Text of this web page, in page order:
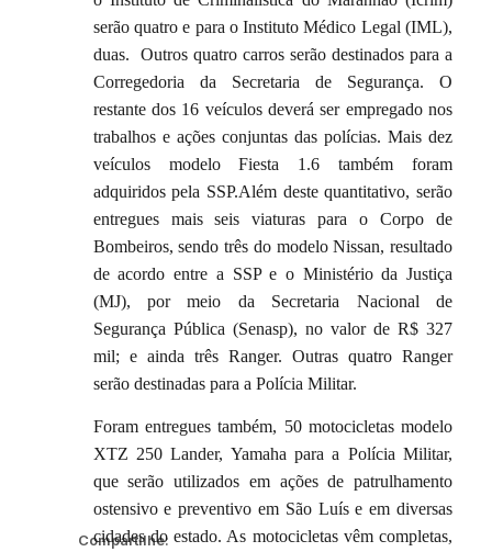
Compartilhe:
serão quatro e para o Instituto Médico Legal (IML),
duas. Outros quatro carros serão destinados para a
Corregedoria da Secretaria de Segurança. O
restante dos 16 veículos deverá ser empregado nos
trabalhos e ações conjuntas das polícias. Mais dez
veículos modelo Fiesta 1.6 também foram
adquiridos pela SSP.Além deste quantitativo, serão
entregues mais seis viaturas para o Corpo de
Bombeiros, sendo três do modelo Nissan, resultado
de acordo entre a SSP e o Ministério da Justiça
(MJ), por meio da Secretaria Nacional de
Segurança Pública (Senasp), no valor de R$ 327
mil; e ainda três Ranger. Outras quatro Ranger
serão destinadas para a Polícia Militar.
Foram entregues também, 50 motocicletas modelo
XTZ 250 Lander, Yamaha para a Polícia Militar,
que serão utilizados em ações de patrulhamento
ostensivo e preventivo em São Luís e em diversas
cidades do estado. As motocicletas vêm completas,